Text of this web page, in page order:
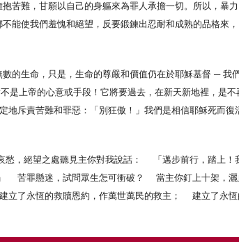
苦難，甘願以自己的身軀來為罪人承擔一切。所以，暴
能使我們羞愧和絕望，反要鍛鍊出忍耐和成熟的品格來
的生命，只是，生命的尊嚴和價值仍在於耶穌基督 ─ 我
是上帝的心意或手段！它將要過去，在新天新地裡，是不
地斥責苦難和罪惡：「別狂傲！」我們是相信耶穌死而復
愁，絕望之處聽見主你對我說話： 「邁步前行，踏上！
罪懸迷，試問眾生怎可衝破？ 當主你釘上十架，灑
了永恆的救贖恩約，作萬世萬民的救主； 建立了永恆